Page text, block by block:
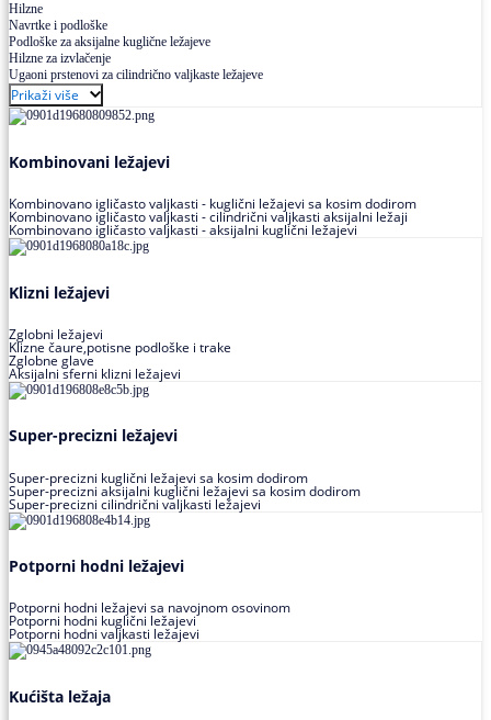
Hilzne
Navrtke i podloške
Podloške za aksijalne kuglične ležajeve
Hilzne za izvlačenje
Ugaoni prstenovi za cilindrično valjkaste ležajeve
Prikaži više
Kombinovani ležajevi
Kombinovano igličasto valjkasti - kuglični ležajevi sa kosim dodirom
Kombinovano igličasto valjkasti - cilindrični valjkasti aksijalni ležaji
Kombinovano igličasto valjkasti - aksijalni kuglični ležajevi
Klizni ležajevi
Zglobni ležajevi
Klizne čaure,potisne podloške i trake
Zglobne glave
Aksijalni sferni klizni ležajevi
Super-precizni ležajevi
Super-precizni kuglični ležajevi sa kosim dodirom
Super-precizni aksijalni kuglični ležajevi sa kosim dodirom
Super-precizni cilindrični valjkasti ležajevi
Potporni hodni ležajevi
Potporni hodni ležajevi sa navojnom osovinom
Potporni hodni kuglični ležajevi
Potporni hodni valjkasti ležajevi
Kućišta ležaja